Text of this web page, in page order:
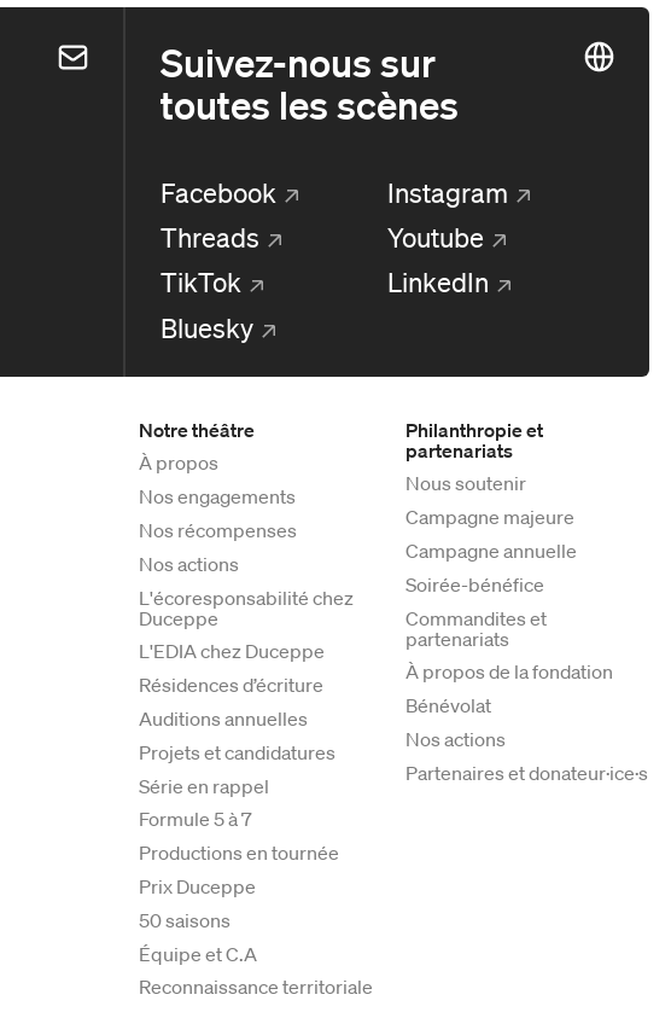
Suivez-nous sur
toutes les scènes
Facebook
Instagram
Threads
Youtube
TikTok
LinkedIn
Bluesky
Notre théâtre
À propos
Nos engagements
Nos récompenses
Nos actions
L'écoresponsabilité chez
Duceppe
L'EDIA chez Duceppe
Résidences d’écriture
Auditions annuelles
Projets et candidatures
Série en rappel
Formule 5 à 7
Productions en tournée
Prix Duceppe
50 saisons
Équipe et C.A
Reconnaissance territoriale
Philanthropie et
partenariats
Nous soutenir
Campagne majeure
Campagne annuelle
Soirée-bénéfice
Commandites et
partenariats
À propos de la fondation
Bénévolat
Nos actions
Partenaires et donateur·ice·s